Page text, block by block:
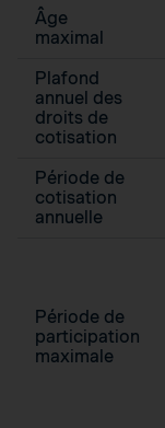
Âge
maximal
Plafond
annuel des
droits de
cotisation
Période de
cotisation
annuelle
Période de
participation
maximale